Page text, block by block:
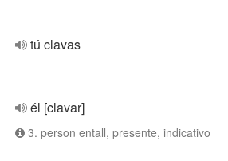
tú clavas
él [clavar]
3. person entall, presente, indicativo